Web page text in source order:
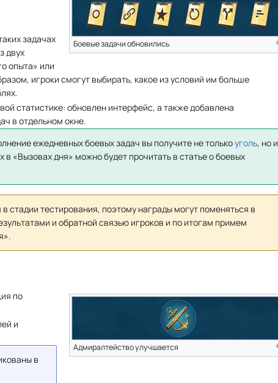
Боевые задачи обновились
задачах
двух
опыта» или
игроки смогут выбирать, какое из условий им больше
статистике: обновлен интерфейс, а также добавлена
в отдельном окне.
ежедневных боевых задач вы получите не толькоуголь, но и
«Вызовах дня» можно будет прочитать в статье о боевых
стадии тестирования, поэтому награды могут поменяться в
и обратной связью игроков и по итогам примем
Адмиралтейство улучшается
по
и
в